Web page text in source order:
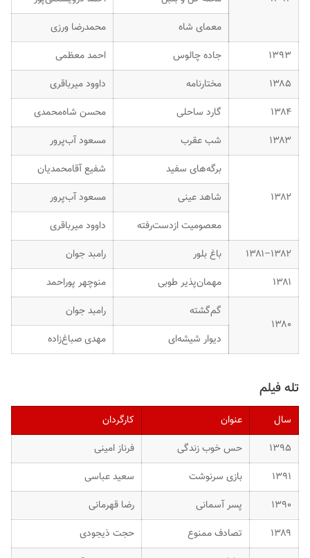
معمای شاه
محمدرضا ورزی
۱۳۹۳
جاده چالوس
احمد معظمی
۱۳۸۵
مختارنامه
داوود میرباقری
۱۳۸۴
گارد ساحلی
محسن شاه‌محمدی
۱۳۸۳
شب عقرب مسعود آب‌پرور
۱۳۸۲
برگه‌های سفید
شفیع آقامحمدیان
شاهد عینی
مسعود آب‌پرور
معصومیت ازدست‌رفته
داوود میرباقری
۱۳۸۲–۱۳۸۱
باغ بلور
رامبد جوان
۱۳۸۱
مهمان‌پذیر طوبی منوچهر پوراحمد
۱۳۸۰
گم‌گشته
رامبد جوان
دیوار شیشه‌ای
مهدی صباغ‌زاده
تله فیلم
سال عنوان
کارگردان
۱۳۹۵
حس خوب زندگی
فرناز امینی
۱۳۹۱
بازی سرنوشت
سعید عباسی
۱۳۹۰
پسر آسمانی
رضا قهرمانی
۱۳۸۹
تصادف ممنوع حجت ذیجودی